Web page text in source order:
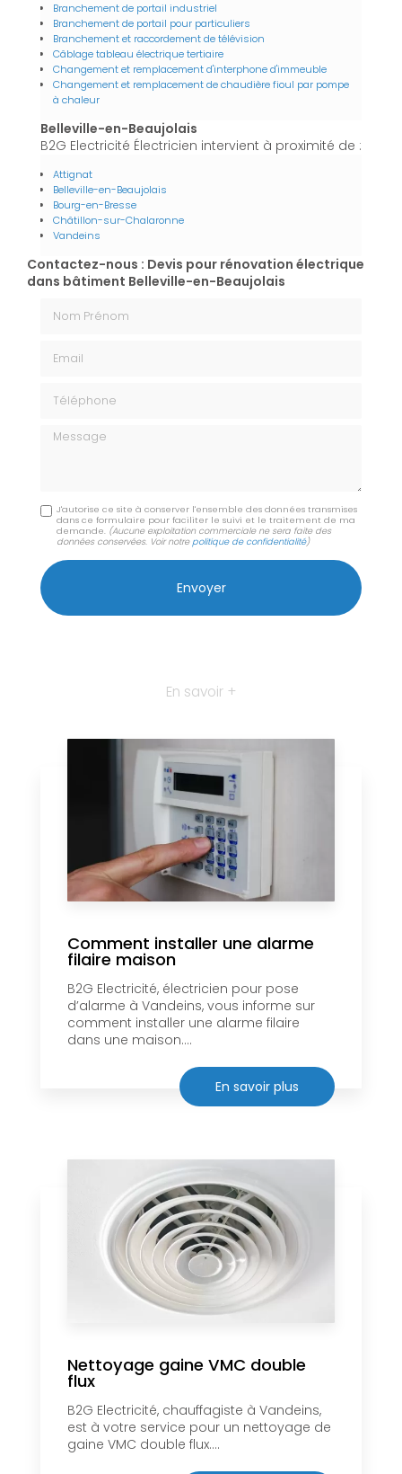
Branchement de portail industriel
Branchement de portail pour particuliers
Branchement et raccordement de télévision
Câblage tableau électrique tertiaire
Changement et remplacement d'interphone d'immeuble
Changement et remplacement de chaudière fioul par pompe
à chaleur
Belleville-en-Beaujolais
B2G Electricité Électricien intervient à proximité de :
Attignat
Belleville-en-Beaujolais
Bourg-en-Bresse
Châtillon-sur-Chalaronne
Vandeins
Contactez-nous : Devis pour rénovation électrique
dans bâtiment Belleville-en-Beaujolais
Message
J'autorise ce site à conserver l'ensemble des données transmises
dans ce formulaire pour faciliter le suivi et le traitement de ma
demande. (Aucune exploitation commerciale ne sera faite des
données conservées. Voir notrepolitique de confidentialité)
En savoir +
Comment installer une alarme
filaire maison
B2G Electricité, électricien pour pose
d’alarme à Vandeins, vous informe sur
comment installer une alarme filaire
dans une maison....
En savoir plus
Nettoyage gaine VMC double
flux
B2G Electricité, chauffagiste à Vandeins,
est à votre service pour un nettoyage de
gaine VMC double flux....